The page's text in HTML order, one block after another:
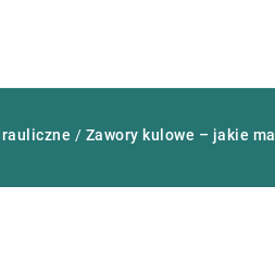
/ Zawory kulowe – jakie